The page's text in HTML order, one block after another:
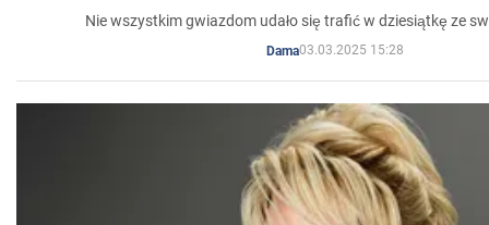
Nie wszystkim gwiazdom udało się trafić w dziesiątkę ze
Dama03.03.2025 15:28